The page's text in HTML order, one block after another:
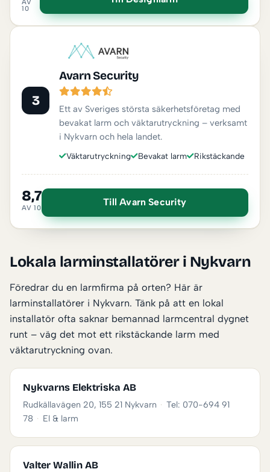
AV
10
3
Avarn Security
Ett av Sveriges största säkerhetsföretag med
bevakat larm och väktarutryckning – verksamt
i Nykvarn och hela landet.
Väktarutryckning Bevakat larm Rikstäckande
8,7
AV 10
Till Avarn Security
Lokala larminstallatörer i Nykvarn
Föredrar du en larmfirma på orten? Här är
larminstallatörer i Nykvarn. Tänk på att en lokal
installatör ofta saknar bemannad larmcentral dygnet
runt – väg det mot ett rikstäckande larm med
väktarutryckning ovan.
Nykvarns Elektriska AB
Rudkällavägen 20, 155 21 Nykvarn · Tel: 070-694 91
78 · El & larm
Valter Wallin AB